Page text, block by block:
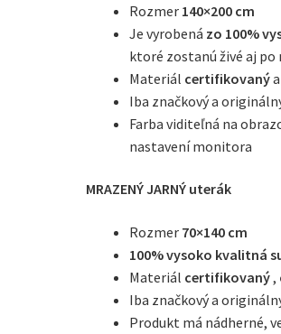
Rozmer 140×200 cm
Je vyrobená zo 100%
ktoré zostanú živé aj
Materiál certifikovanýa
Iba značkový a
Farba viditeľná na
nastavení monitora
MRAZENÝ JARNÝ uterák
Rozmer 70×140 cm
100% vysoko kvalitná
Materiál certifikovaný,
Iba značkový a
Produkt má nádherné,